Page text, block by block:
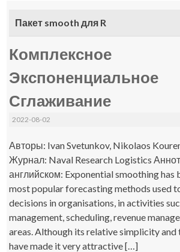
content
Пакет smooth для R
Комплексное
Экспоненциальное
Сглаживание
2022-08-02
Авторы: Ivan Svetunkov, Nikolaos
Журнал: Naval Research Logistics
английском: Exponential smoothing has
most popular forecasting methods used
decisions in organisations, in activities
management, scheduling, revenue
areas. Although its relative simplicity and
have made it very attractive […]